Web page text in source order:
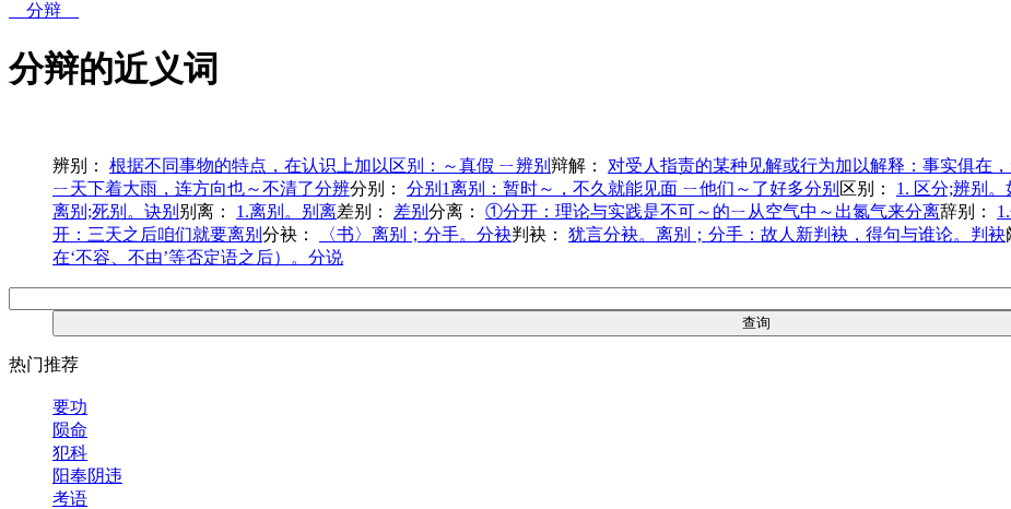
分辩
分辩的近义词
辨别： 根据不同事物的特点，在认识上加以区别：～真假 ㄧ辨别 辩解： 对受人指责的某种见解或行为加以解释：事实俱在
ㄧ天下着大雨，连方向也～不清了分辨分别： 分别1离别：暂时～，不久就能见面 ㄧ他们～了好多分别 区别： 1. 区分;辨别
离别;死别。诀别 别离： 1.离别。别离差别： 差别 分离： ①分开：理论与实践是不可～的ㄧ从空气中～出氮气来分离辞别：
开：三天之后咱们就要离别 分袂： 〈书〉离别；分手。分袂判袂： 犹言分袂。离别；分手：故人新判袂，得句与谁论。判袂
在‘不容、不由’等否定语之后）。分说
热门推荐
要功
陨命
犯科
阳奉阴违
考语